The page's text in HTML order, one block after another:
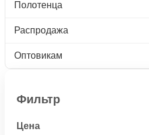
Полотенца
Распродажа
Оптовикам
Фильтр
Цена